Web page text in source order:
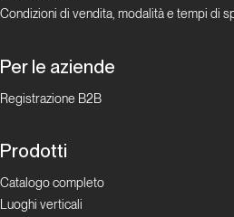
Condizioni di vendita, modalità e tempi di
Per le aziende
Registrazione B2B
Prodotti
Catalogo completo
Luoghi verticali